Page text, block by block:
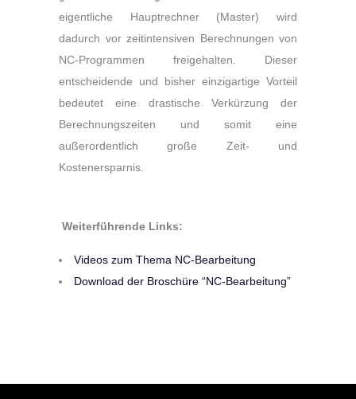
eigentliche Hauptrechner (Master) wird
dadurch vor zeitintensiven Berechnungen von
NC-Programmen freigehalten. Dieser
entscheidende und bisher einzigartige Vorteil
bedeutet eine drastische Verkürzung der
Berechnungszeiten und somit eine
außerordentlich große Zeit- und
Kostenersparnis.
Weiterführende Links:
Videos zum Thema NC-Bearbeitung
Download der Broschüre “NC-Bearbeitung”